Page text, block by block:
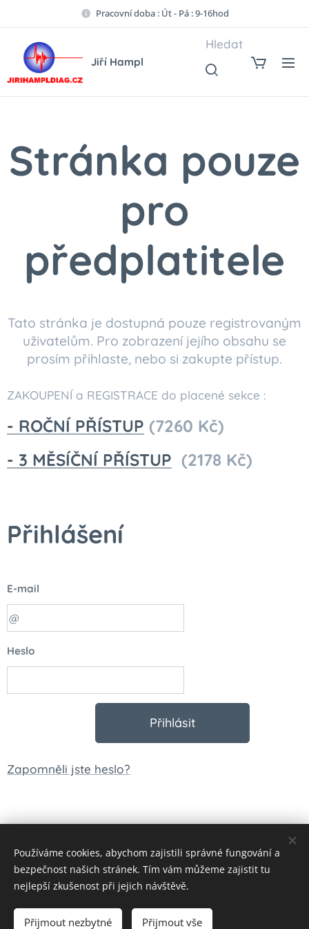
Pracovní doba : Út - Pá : 9-16hod
Jiří Hampl
Hledat
Stránka pouze
pro
předplatitele
Tato stránka je dostupná pouze registrovaným
uživatelům. Pro zobrazení jejího obsahu se
prosím přihlaste, nebo si zakupte přístup.
ZAKOUPENÍ a REGISTRACE do placené sekce :
- ROČNÍ PŘÍSTUP (7260 Kč)
- 3 MĚSÍČNÍ PŘÍSTUP (2178 Kč)
Přihlášení
E-mail
Heslo
Přihlásit
Zapomněli jste heslo?
© 2023 Všechna práva vyhrazena
Cookies
CZK Kč
EUR €
Používáme cookies, abychom zajistili správné fungování a
bezpečnost našich stránek. Tím vám můžeme zajistit tu
nejlepší zkušenost při jejich návštěvě.
Přijmout nezbytné Přijmout vše